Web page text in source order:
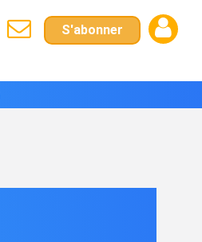
S'abonner